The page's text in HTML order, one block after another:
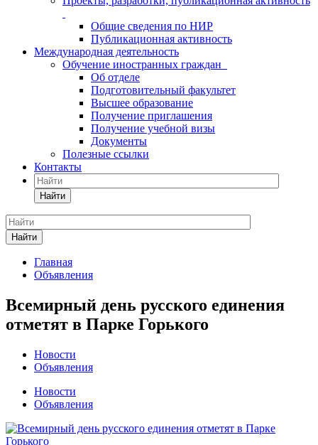
Общие сведения по НИР
Публикационная активность
Международная деятельность
Обучение иностранных граждан
Об отделе
Подготовительный факультет
Высшее образование
Получение приглашения
Получение учебной визы
Документы
Полезные ссылки
Контакты
Найти
Найти
Главная
Объявления
Всемирный день русского единения
отметят в Парке Горького
Новости
Объявления
Новости
Объявления